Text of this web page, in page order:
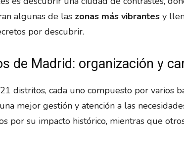
algunas de las zonas más vibrantesy
por descubrir.
de Madrid: organización y
distritos, cada uno compuesto por varios
mejor gestión y atención a las
por su impacto histórico, mientras que